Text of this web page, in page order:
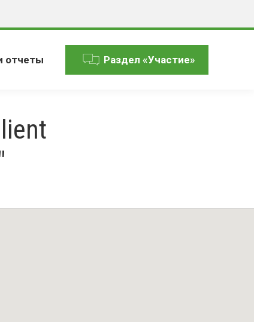
отчеты Раздел «Участие»